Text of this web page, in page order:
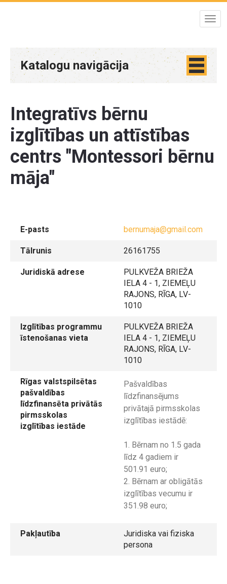
Katalogu navigācija
Integratīvs bērnu
izglītības un attīstības
centrs "Montessori bērnu
māja"
E-pasts bernumaja@gmail.com
Tālrunis 26161755
Juridiskā adrese
PULKVEŽA BRIEŽA
IELA 4 - 1, ZIEMEĻU
RAJONS, RĪGA, LV-
1010
Izglītības programmu
īstenošanas vieta
PULKVEŽA BRIEŽA
IELA 4 - 1, ZIEMEĻU
RAJONS, RĪGA, LV-
1010
Rīgas valstspilsētas
pašvaldības
līdzfinansēta privātās
pirmsskolas
izglītības iestāde
Pašvaldības
līdzfinansējums
privātajā pirmsskolas
izglītības iestādē:
1. Bērnam no 1.5 gada
līdz 4 gadiem ir
501.91 euro;
2. Bērnam ar obligātās
izglītības vecumu ir
351.98 euro;
Pakļautība
Juridiska vai fiziska
persona